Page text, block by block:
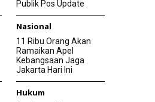
Publik Pos Update
Nasional
11 Ribu Orang Akan
Ramaikan Apel
Kebangsaan Jaga
Jakarta Hari Ini
Hukum